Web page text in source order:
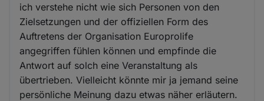
ich verstehe nicht wie sich Personen von den
Zielsetzungen und der offiziellen Form des
Auftretens der Organisation Europrolife
angegriffen fühlen können und empfinde die
Antwort auf solch eine Veranstaltung als
übertrieben. Vielleicht könnte mir ja jemand seine
persönliche Meinung dazu etwas näher erläutern.